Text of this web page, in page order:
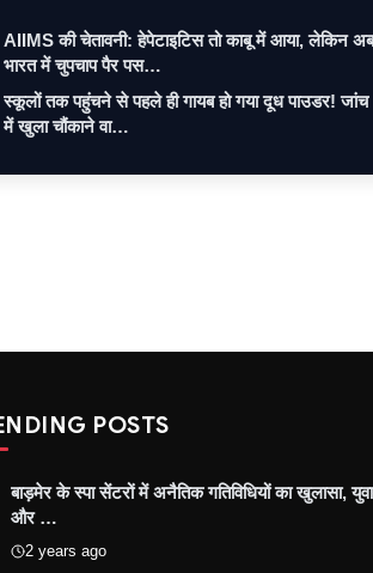
AIIMS की चेतावनी: हेपेटाइटिस तो काबू में आया, लेकिन
भारत में चुपचाप पैर पस…
स्कूलों तक पहुंचने से पहले ही गायब हो गया दूध पाउडर! जांच
में खुला चौंकाने वा…
POSTS
बाड़मेर के स्पा सेंटरों में अनैतिक गतिविधियों का खुलासा,
और …
2 years ago